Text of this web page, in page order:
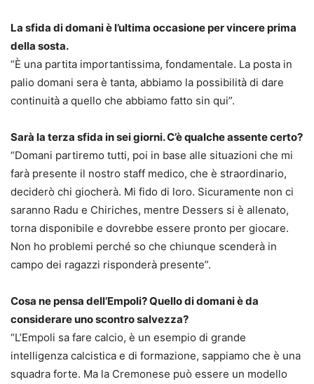
La sfida di domani è l’ultima occasione per vincere prima
della sosta.
“È una partita importantissima, fondamentale. La posta in
palio domani sera è tanta, abbiamo la possibilità di dare
continuità a quello che abbiamo fatto sin qui”.
Sarà la terza sfida in sei giorni. C’è qualche assente certo?
“Domani partiremo tutti, poi in base alle situazioni che mi
farà presente il nostro staff medico, che è straordinario,
deciderò chi giocherà. Mi fido di loro. Sicuramente non ci
saranno Radu e Chiriches, mentre Dessers si è allenato,
torna disponibile e dovrebbe essere pronto per giocare.
Non ho problemi perché so che chiunque scenderà in
campo dei ragazzi risponderà presente”.
Cosa ne pensa dell’Empoli? Quello di domani è da
considerare uno scontro salvezza?
“L’Empoli sa fare calcio, è un esempio di grande
intelligenza calcistica e di formazione, sappiamo che è una
squadra forte. Ma la Cremonese può essere un modello